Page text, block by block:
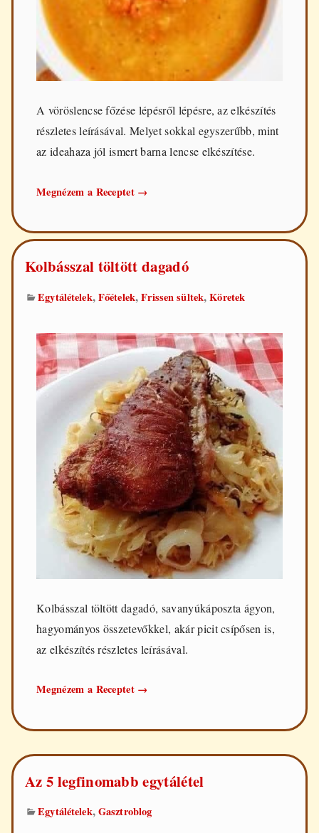
A vöröslencse főzése lépésről lépésre, az elkészítés
részletes leírásával. Melyet sokkal egyszerűbb, mint
az ideahaza jól ismert barna lencse elkészítése.
Megnézem a Receptet A
→
Kolbásszal töltött dagadó
Egytálételek,Főételek,Frissen sültek,Köretek
Kolbásszal töltött dagadó, savanyúkáposzta ágyon,
hagyományos összetevőkkel, akár picit csípősen is,
az elkészítés részletes leírásával.
Megnézem a Receptet Kolbásszal
→
Az 5 legfinomabb egytálétel
Egytálételek,Gasztroblog